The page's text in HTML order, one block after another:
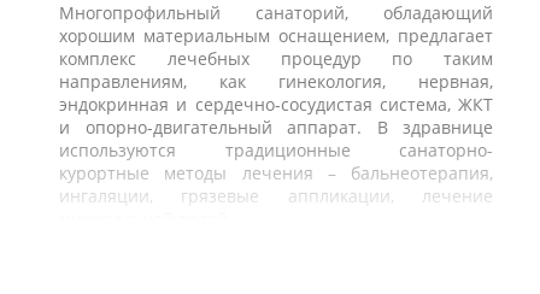
Многопрофильный санаторий, обладающий
хорошим материальным оснащением, предлагает
комплекс лечебных процедур по таким
направлениям, как гинекология, нервная,
эндокринная и сердечно-сосудистая система, ЖКТ
и опорно-двигательный аппарат. В здравнице
используются традиционные санаторно-
курортные методы лечения – бальнеотерапия,
ингаляции, грязевые аппликации, лечение